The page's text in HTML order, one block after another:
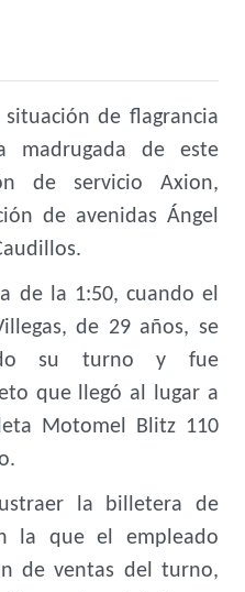
de flagrancia
madrugada de este
de servicio Axion,
de avenidas Ángel
de la 1:50, cuando el
de 29 años, se
su turno y fue
que llegó al lugar a
Motomel Blitz 110
la billetera de
la que el empleado
de ventas del turno,